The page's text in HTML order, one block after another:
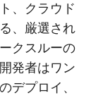
、クラウド
、厳選され
クスルーの
発者はワン
デプロイ、